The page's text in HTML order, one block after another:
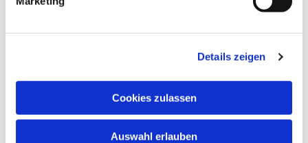
Details zeigen
Cookies zulassen
Auswahl erlauben